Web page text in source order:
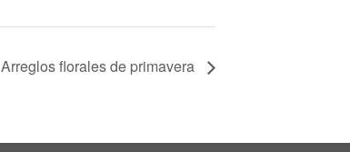
Arreglos florales de primavera